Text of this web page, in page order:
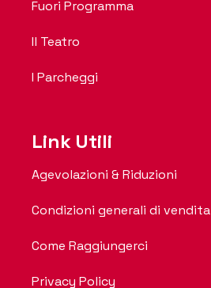
Fuori Programma
Il Teatro
I Parcheggi
Link Utili
Agevolazioni & Riduzioni
Condizioni generali di vendita
Come Raggiungerci
Privacy Policy